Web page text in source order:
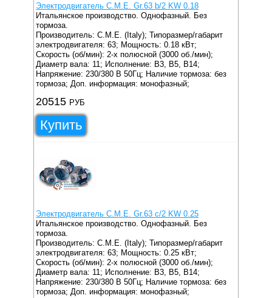
Электродвигатель C.M.E. Gr.63 b/2 KW 0.18
Итальянское производство. Однофазный. Без
тормоза.
Производитель: C.M.E. (Italy); Типоразмер/габарит
электродвигателя: 63; Мощность: 0.18 кВт;
Скорость (об/мин): 2-х полюсной (3000 об./мин);
Диаметр вала: 11; Исполнение: B3, B5, B14;
Напряжение: 230/380 В 50Гц; Наличие тормоза: без
тормоза; Доп. информация: монофазный;
20515 РУБ
Купить
Электродвигатель C.M.E. Gr.63 c/2 KW 0.25
Итальянское производство. Однофазный. Без
тормоза.
Производитель: C.M.E. (Italy); Типоразмер/габарит
электродвигателя: 63; Мощность: 0.25 кВт;
Скорость (об/мин): 2-х полюсной (3000 об./мин);
Диаметр вала: 11; Исполнение: B3, B5, B14;
Напряжение: 230/380 В 50Гц; Наличие тормоза: без
тормоза; Доп. информация: монофазный;